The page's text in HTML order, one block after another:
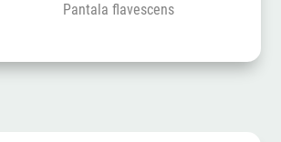
Pantala flavescens